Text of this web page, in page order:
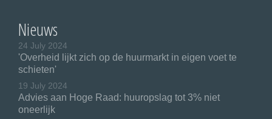
Nieuws
24 July 2024
'Overheid lijkt zich op de huurmarkt in eigen voet te
schieten'
19 July 2024
Advies aan Hoge Raad: huuropslag tot 3% niet
oneerlijk